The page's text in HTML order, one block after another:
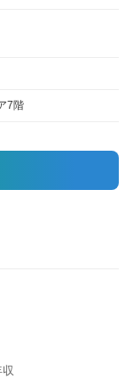
7階